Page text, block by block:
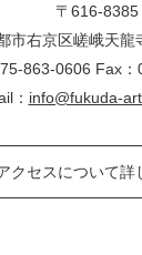
〒616-8385
市右京区嵯峨天龍
863-0606 Fax
： info@fukuda-
クセスについて詳